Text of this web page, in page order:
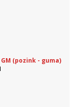
(pozink - guma)